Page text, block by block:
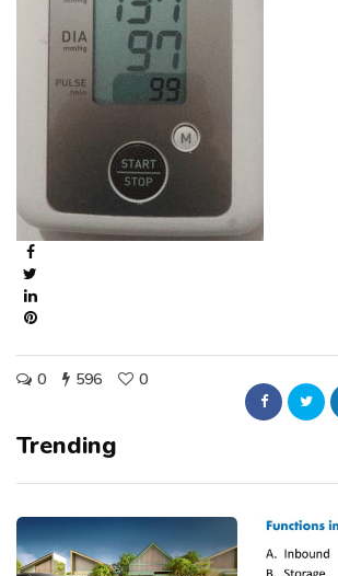
0 596 0
Trending